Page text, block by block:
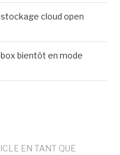
cloud open
bientôt en mode
EN TANT QUE